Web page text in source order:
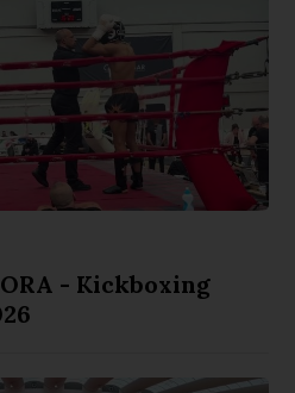
- Kickboxing